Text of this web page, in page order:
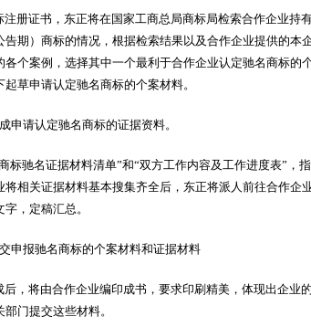
册证书，东正将在国家工商总局商标局检索合作企业持
告期）商标的情况，根据检索结果以及合作企业提供的本
各个案例，选择其中一个最利于合作企业认定驰名商标的
草申请认定驰名商标的个案材料。
申请认定驰名商标的证据资料。
标驰名证据材料清单”和“双方工作内容及工作进度表”，
将相关证据材料基本搜集齐全后，东正将派人前往合作企
，定稿汇总。
申报驰名商标的个案材料和证据材料
，将由合作企业编印成书，要求印刷精美，体现出企业
门提交这些材料。